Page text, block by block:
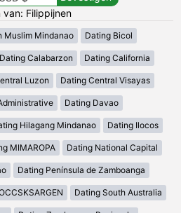
Filippijnen
Muslim Mindanao Dating Bicol
Dating Calabarzon Dating California
Luzon Dating Central Visayas
Dating Davao
Hilagang Mindanao Dating Ilocos
MIMAROPA Dating National Capital
Dating Península de Zamboanga
Dating South Australia